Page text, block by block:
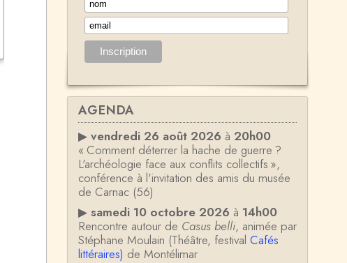
AGENDA
▶ vendredi 26 août 2026 à 20h00
« Comment déterrer la hache de guerre ?
L'archéologie face aux conflits collectifs »,
conférence à l'invitation des amis du musée
de Carnac (56)
▶ samedi 10 octobre 2026 à 14h00
Rencontre autour de Casus belli, animée par
Stéphane Moulain (Théâtre, festival Cafés
littéraires) de Montélimar